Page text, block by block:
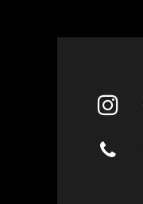

